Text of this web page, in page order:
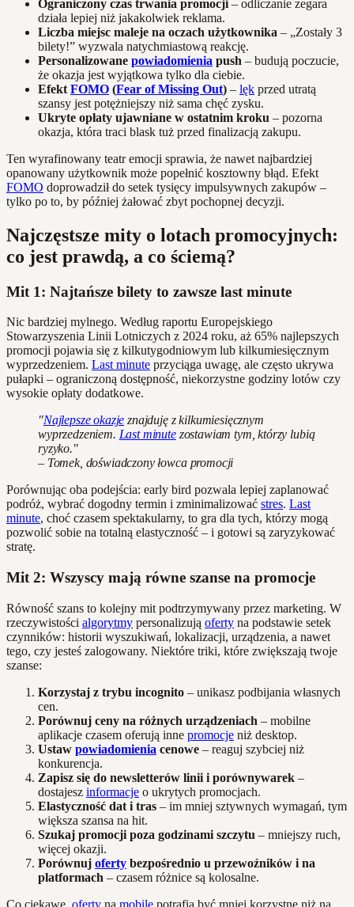
Ograniczony czas trwania promocji – odliczanie zegara
działa lepiej niż jakakolwiek reklama.
Liczba miejsc maleje na oczach użytkownika – „Zostały 3
bilety!” wyzwala natychmiastową reakcję.
Personalizowane powiadomienia push – budują poczucie,
że okazja jest wyjątkowa tylko dla ciebie.
Efekt FOMO (Fear of Missing Out) – lęk przed utratą
szansy jest potężniejszy niż sama chęć zysku.
Ukryte opłaty ujawniane w ostatnim kroku – pozorna
okazja, która traci blask tuż przed finalizacją zakupu.
Ten wyrafinowany teatr emocji sprawia, że nawet najbardziej
opanowany użytkownik może popełnić kosztowny błąd. Efekt
FOMO doprowadził do setek tysięcy impulsywnych zakupów –
tylko po to, by później żałować zbyt pochopnej decyzji.
Najczęstsze mity o lotach promocyjnych:
co jest prawdą, a co ściemą?
Mit 1: Najtańsze bilety to zawsze last minute
Nic bardziej mylnego. Według raportu Europejskiego
Stowarzyszenia Linii Lotniczych z 2024 roku, aż 65% najlepszych
promocji pojawia się z kilkutygodniowym lub kilkumiesięcznym
wyprzedzeniem. Last minute przyciąga uwagę, ale często ukrywa
pułapki – ograniczoną dostępność, niekorzystne godziny lotów czy
wysokie opłaty dodatkowe.
"Najlepsze okazje znajduję z kilkumiesięcznym
wyprzedzeniem. Last minutezostawiam tym, którzy lubią
ryzyko."
– Tomek, doświadczony łowca promocji
Porównując oba podejścia: early bird pozwala lepiej zaplanować
podróż, wybrać dogodny termin i zminimalizować stres. Last
minute, choć czasem spektakularny, to gra dla tych, którzy mogą
pozwolić sobie na totalną elastyczność – i gotowi są zaryzykować
stratę.
Mit 2: Wszyscy mają równe szanse na promocje
Równość szans to kolejny mit podtrzymywany przez marketing. W
rzeczywistości algorytmy personalizują oferty na podstawie setek
czynników: historii wyszukiwań, lokalizacji, urządzenia, a nawet
tego, czy jesteś zalogowany. Niektóre triki, które zwiększają twoje
szanse:
Korzystaj z trybu incognito – unikasz podbijania własnych
cen.
Porównuj ceny na różnych urządzeniach – mobilne
aplikacje czasem oferują inne promocje niż desktop.
Ustaw powiadomienia cenowe – reaguj szybciej niż
konkurencja.
Zapisz się do newsletterów linii i porównywarek –
dostajesz informacje o ukrytych promocjach.
Elastyczność dat i tras – im mniej sztywnych wymagań, tym
większa szansa na hit.
Szukaj promocji poza godzinami szczytu – mniejszy ruch,
więcej okazji.
Porównuj oferty bezpośrednio u przewoźników i na
platformach – czasem różnice są kolosalne.
Co ciekawe, oferty na mobile potrafią być mniej korzystne niż na